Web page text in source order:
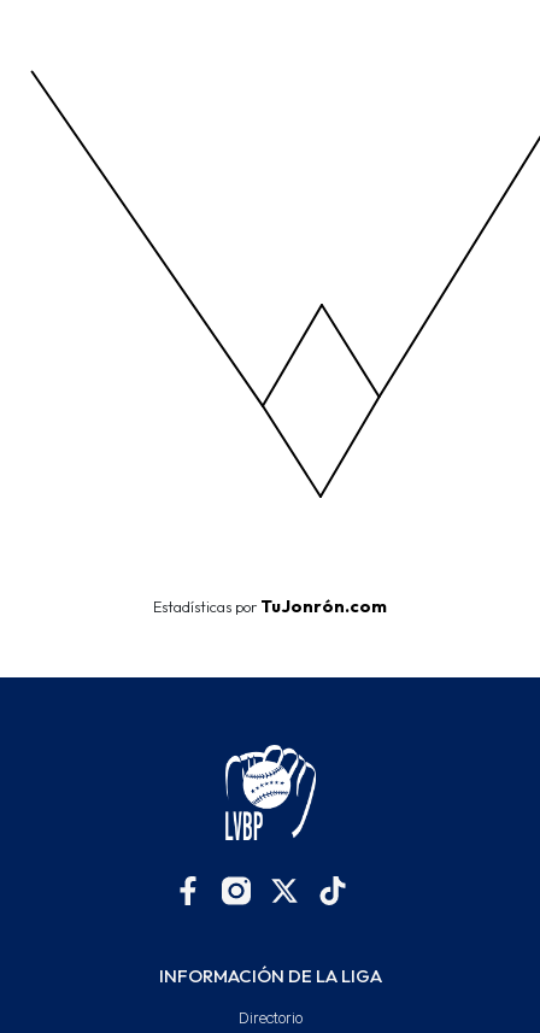
The chart has 1 X axis displaying values. Data ranges from -
The chart has 1 Y axis displaying values. Data ranges from -
Estadísticas por TuJonrón.com
INFORMACIÓN DE LA LIGA
Directorio